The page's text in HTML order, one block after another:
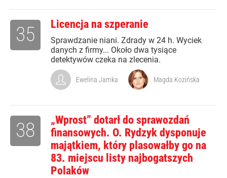
Licencja na szperanie
Sprawdzanie niani. Zdrady w 24 h. Wyciek
danych z firmy... Około dwa tysiące
detektywów czeka na zlecenia.
35
Ewelina Jamka Magda Kozińska
„Wprost” dotarł do sprawozdań
finansowych. O. Rydzyk dysponuje
majątkiem, który plasowałby go na
83. miejscu listy najbogatszych
Polaków
38